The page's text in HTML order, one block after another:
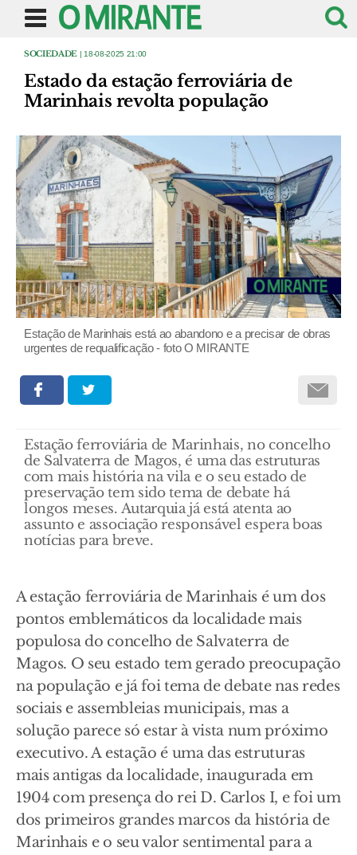
SOCIEDADE | 18-08-2025 21:00
Estado da estação ferroviária de
Marinhais revolta população
Estação de Marinhais está ao abandono e a precisar de obras
urgentes de requalificação - foto O MIRANTE
Estação ferroviária de Marinhais, no concelho
de Salvaterra de Magos, é uma das estruturas
com mais história na vila e o seu estado de
preservação tem sido tema de debate há
longos meses. Autarquia já está atenta ao
assunto e associação responsável espera boas
notícias para breve.
A estação ferroviária de Marinhais é um dos
pontos emblemáticos da localidade mais
populosa do concelho de Salvaterra de
Magos. O seu estado tem gerado preocupação
na população e já foi tema de debate nas redes
sociais e assembleias municipais, mas a
solução parece só estar à vista num próximo
executivo. A estação é uma das estruturas
mais antigas da localidade, inaugurada em
1904 com presença do rei D. Carlos I, e foi um
dos primeiros grandes marcos da história de
Marinhais e o seu valor sentimental para a